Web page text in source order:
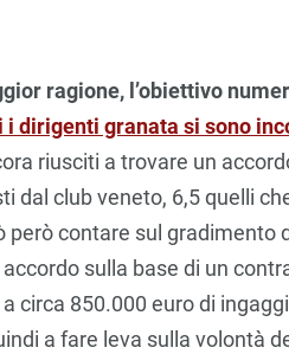
ragione, l’obiettivo
i dirigenti granata si sono
riusciti a trovare un
dal club veneto, 6,5 quelli
però contare sul gradimento
sulla base di un
circa 850.000 euro di
a fare leva sulla volontà